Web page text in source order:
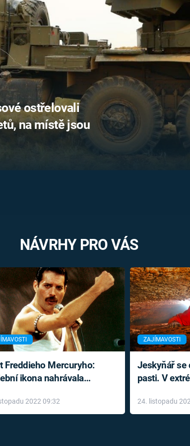
UFO A
MIMOZEMŠŤANÉ
UTAJENÉ PŘÍBĚHY
ČESKÝCH DĚJIN
ALTERNATIVNÍ
HISTORIE
REALITA
HORORY
REALITA
OPTICKÉ
ostřelovali
na místě jsou
NÁVRHY PRO VÁS
Freddieho Mercuryho:
ikona nahrávala
2022 09:32
ZAJÍMAVOSTI
Jeskyňář se
pasti. V
24. listopadu